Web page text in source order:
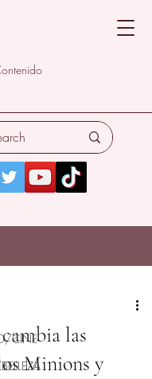
CINE
las
Minions y